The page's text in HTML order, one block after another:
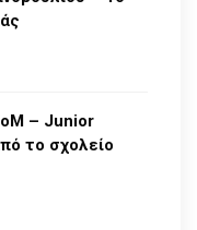
– Junior
το σχολείο